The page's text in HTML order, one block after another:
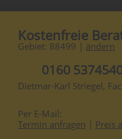
Kostenfreie
Gebiet: 88499 | ändern
0160
Dietmar-Karl Striegel,
Per E-Mail:
Termin anfragen | Preis